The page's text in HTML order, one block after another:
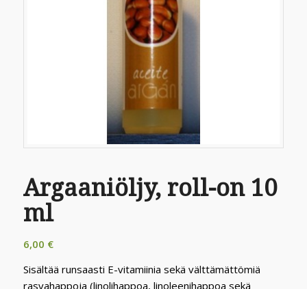
Argaaniöljy, roll-on 10
ml
6,00 €
Sisältää runsaasti E-vitamiinia sekä välttämättömiä
rasvahappoja (linolihappoa, linoleenihappoa sekä